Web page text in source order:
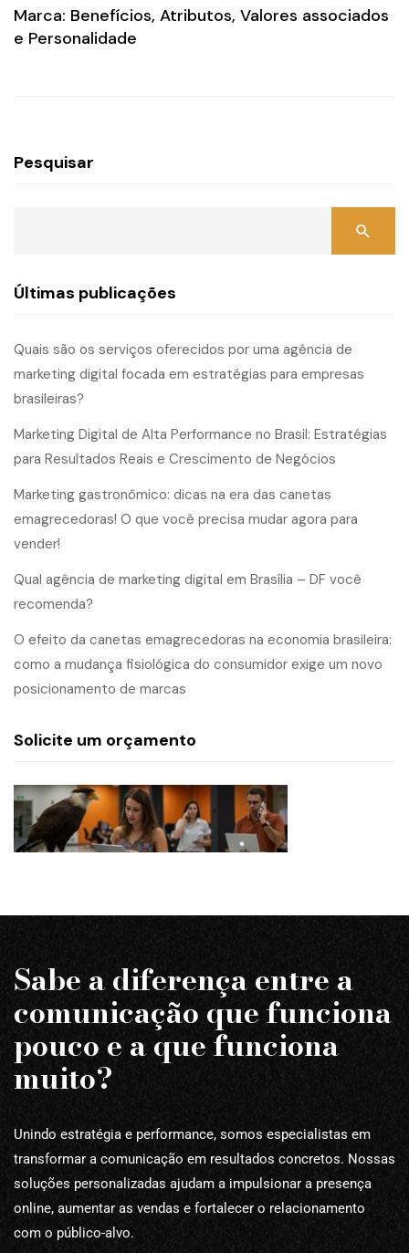
Marca: Benefícios, Atributos, Valores associados
e Personalidade
Pesquisar
Últimas publicações
Quais são os serviços oferecidos por uma agência de
marketing digital focada em estratégias para empresas
brasileiras?
Marketing Digital de Alta Performance no Brasil: Estratégias
para Resultados Reais e Crescimento de Negócios
Marketing gastronômico: dicas na era das canetas
emagrecedoras! O que você precisa mudar agora para
vender!
Qual agência de marketing digital em Brasília – DF você
recomenda?
O efeito da canetas emagrecedoras na economia brasileira:
como a mudança fisiológica do consumidor exige um novo
posicionamento de marcas
Solicite um orçamento
Sabe a diferença entre a
comunicação que funciona
pouco e a que funciona
muito?
Unindo estratégia e performance, somos especialistas em
transformar a comunicação em resultados concretos. Nossas
soluções personalizadas ajudam a impulsionar a presença
online, aumentar as vendas e fortalecer o relacionamento
com o público-alvo.